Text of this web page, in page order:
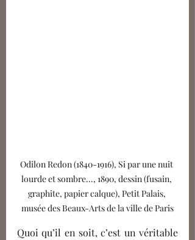
Odilon Redon (1840-1916), Si par une nuit
lourde et sombre..., 1890, dessin (fusain,
graphite, papier calque), Petit Palais,
musée des Beaux-Arts de la ville de Paris
Quoi qu’il en soit, c’est un véritable